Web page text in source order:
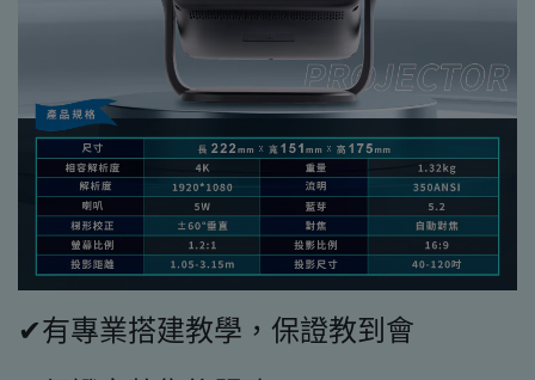
✔有專業搭建教學，保證教到會